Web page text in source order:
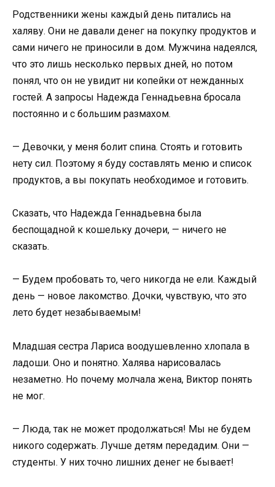
Родственники жены каждый день питались на
халяву. Они не давали денег на покупку продуктов и
сами ничего не приносили в дом. Мужчина надеялся,
что это лишь несколько первых дней, но потом
понял, что он не увидит ни копейки от нежданных
гостей. А запросы Надежда Геннадьевна бросала
постоянно и с большим размахом.
— Девочки, у меня болит спина. Стоять и готовить
нету сил. Поэтому я буду составлять меню и список
продуктов, а вы покупать необходимое и готовить.
Сказать, что Надежда Геннадьевна была
беспощадной к кошельку дочери, — ничего не
сказать.
— Будем пробовать то, чего никогда не ели. Каждый
день — новое лакомство. Дочки, чувствую, что это
лето будет незабываемым!
Младшая сестра Лариса воодушевленно хлопала в
ладоши. Оно и понятно. Халява нарисовалась
незаметно. Но почему молчала жена, Виктор понять
не мог.
— Люда, так не может продолжаться! Мы не будем
никого содержать. Лучше детям передадим. Они —
студенты. У них точно лишних денег не бывает!